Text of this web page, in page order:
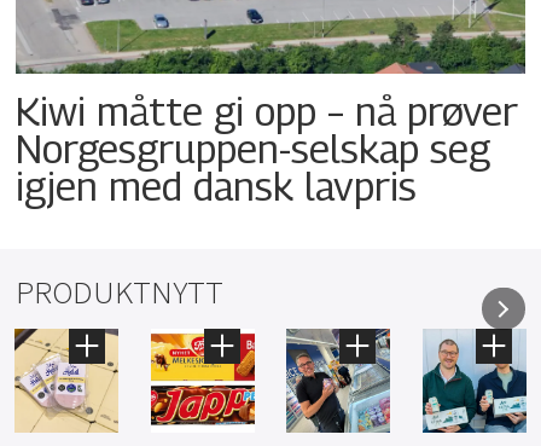
Kiwi måtte gi opp – nå prøver
Norgesgruppen-selskap seg
igjen med dansk lavpris
PRODUKTNYTT